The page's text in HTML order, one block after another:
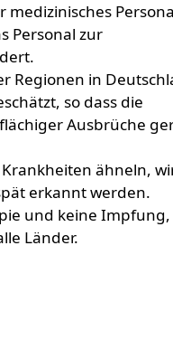
medizinisches
Personal zur
Regionen in
so dass die
Ausbrüche
ähneln,
erkannt werden.
und keine Impfung,
Länder.